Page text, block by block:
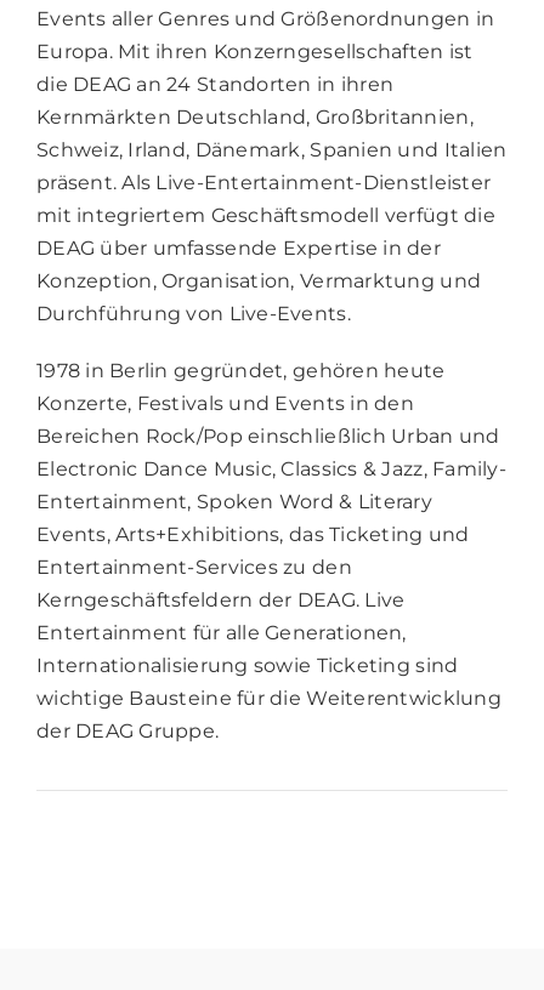
Events aller Genres und Größenordnungen in
Europa. Mit ihren Konzerngesellschaften ist
die DEAG an 24 Standorten in ihren
Kernmärkten Deutschland, Großbritannien,
Schweiz, Irland, Dänemark, Spanien und Italien
präsent. Als Live-Entertainment-Dienstleister
mit integriertem Geschäftsmodell verfügt die
DEAG über umfassende Expertise in der
Konzeption, Organisation, Vermarktung und
Durchführung von Live-Events.
1978 in Berlin gegründet, gehören heute
Konzerte, Festivals und Events in den
Bereichen Rock/Pop einschließlich Urban und
Electronic Dance Music, Classics & Jazz, Family-
Entertainment, Spoken Word & Literary
Events, Arts+Exhibitions, das Ticketing und
Entertainment-Services zu den
Kerngeschäftsfeldern der DEAG. Live
Entertainment für alle Generationen,
Internationalisierung sowie Ticketing sind
wichtige Bausteine für die Weiterentwicklung
der DEAG Gruppe.